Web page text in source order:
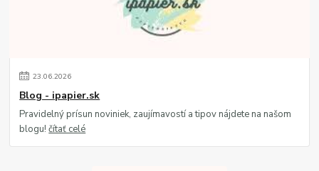
23.06.2026
Blog - ipapier.sk
Pravidelný prísun noviniek, zaujímavostí a tipov nájdete na našom
blogu!čítať celé